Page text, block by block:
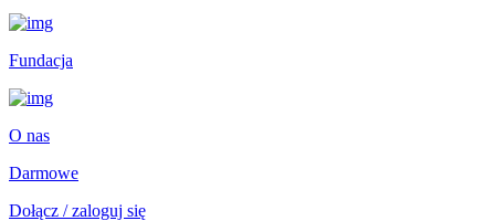
Fundacja
O nas
Darmowe
Dołącz / zaloguj się